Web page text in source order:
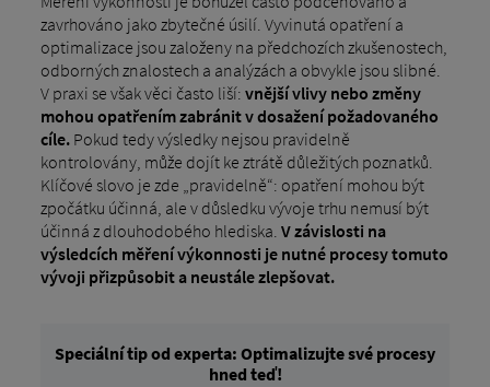
zavrhováno jako zbytečné úsilí. Vyvinutá opatření a
optimalizace jsou založeny na předchozích zkušenostech,
odborných znalostech a analýzách a obvykle jsou slibné.
V praxi se však věci často liší: vnější vlivy nebo změny
mohou opatřením zabránit v dosažení požadovaného
cíle.Pokud tedy výsledky nejsou pravidelně
kontrolovány, může dojít ke ztrátě důležitých poznatků.
Klíčové slovo je zde „pravidelně“: opatření mohou být
zpočátku účinná, ale v důsledku vývoje trhu nemusí být
účinná z dlouhodobého hlediska. V závislosti na
výsledcích měření výkonnosti je nutné procesy tomuto
vývoji přizpůsobit a neustále zlepšovat.
Speciální tip od experta: Optimalizujte své procesy
hned teď!